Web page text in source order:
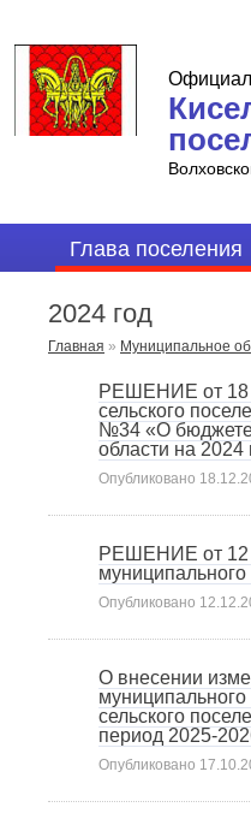
Глава поселения
2024 год
Главная » Муниципальное
РЕШЕНИЕ от 18
сельского
№34 «О бюджете
области на 2024
Опубликовано
РЕШЕНИЕ от 12
Опубликовано
О внесении
сельского
период 2025-
Опубликовано